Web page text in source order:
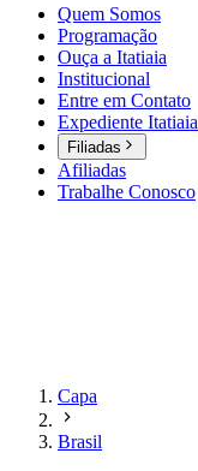
Quem Somos
Programação
Ouça a Itatiaia
Institucional
Entre em Contato
Expediente Itatiaia
Filiadas
Afiliadas
Trabalhe Conosco
Capa
Brasil